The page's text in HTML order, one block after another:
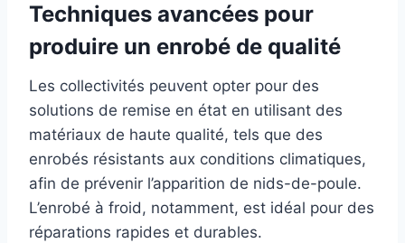
Techniques avancées pour
produire un enrobé de qualité
Les collectivités peuvent opter pour des
solutions de remise en état en utilisant des
matériaux de haute qualité, tels que des
enrobés résistants aux conditions climatiques,
afin de prévenir l’apparition de nids-de-poule.
L’enrobé à froid, notamment, est idéal pour des
réparations rapides et durables.